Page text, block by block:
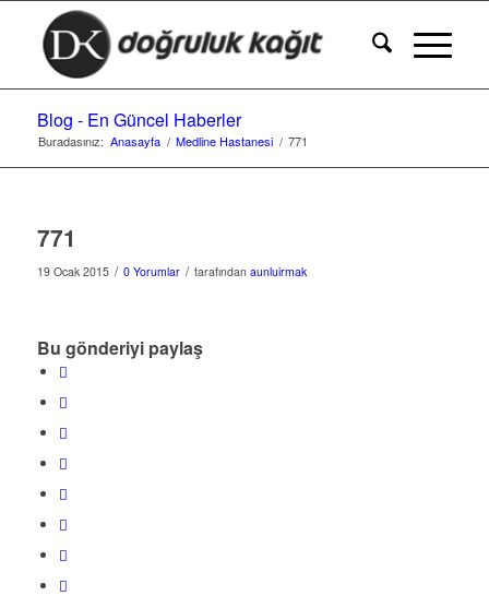
Blog - En Güncel Haberler
Buradasınız: Anasayfa / Medline Hastanesi / 771
771
19 Ocak 2015 / 0 Yorumlar / tarafından aunluirmak
Bu gönderiyi paylaş